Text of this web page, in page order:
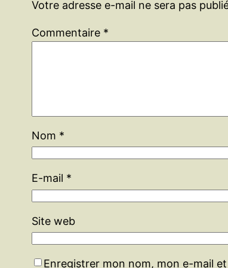
Votre adresse e-mail ne sera pas
Commentaire *
Nom *
E-mail *
Site web
Enregistrer mon nom, mon e-mail